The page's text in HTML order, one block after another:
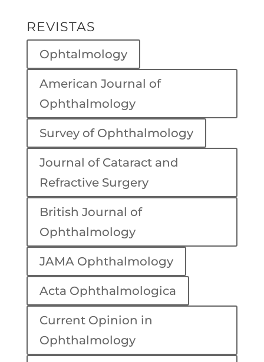
REVISTAS
Ophtalmology
American Journal of
Ophthalmology
Survey of Ophthalmology
Journal of Cataract and
Refractive Surgery
British Journal of
Ophthalmology
JAMA Ophthalmology
Acta Ophthalmologica
Current Opinion in
Ophthalmology